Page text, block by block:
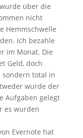
über die
nicht
Hemmschwelle
Ich bezahle
im Monat. Die
Geld, doch
sondern total in
wurde der
Aufgaben gelegt
es wurden
Evernote hat